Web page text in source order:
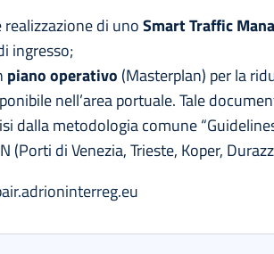
di unoSmart Traffic
ingresso;
piano operativo (Masterplan) per la
nell’area portuale. Tale
dalla metodologia comune
(Porti di Venezia, Trieste, Koper,